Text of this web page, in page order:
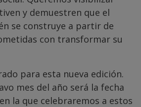
y demuestren que el
se construye a partir de
con transformar su
para esta nueva edición.
mes del año será la fecha
la que celebraremos a estos